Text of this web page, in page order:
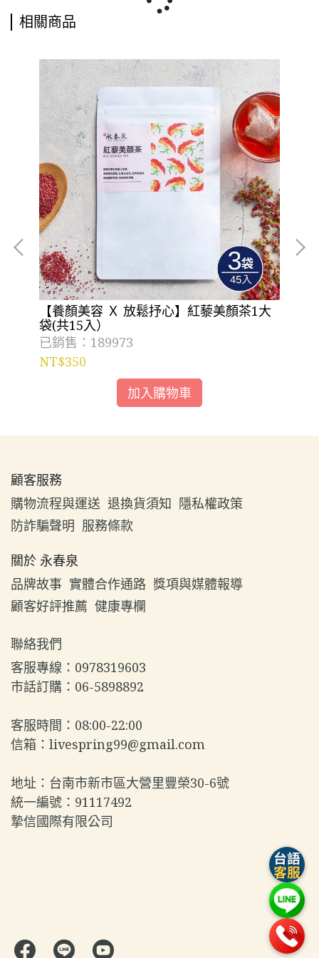
相關商品
【養顏美容 Ｘ 放鬆抒心】紅藜美顏茶1大
袋(共15入）
已銷售：189973
NT$350
加入購物車
顧客服務
購物流程與運送 退換貨須知 隱私權政策
防詐騙聲明 服務條款
關於 永春泉
品牌故事 實體合作通路 獎項與媒體報導
顧客好評推薦 健康專欄
聯絡我們
客服專線：0978319603
市話訂購：06-5898892
客服時間：08:00-22:00
信箱：livespring99@gmail.com
地址：台南市新市區大營里豐榮30-6號
統一編號：91117492
摯信國際有限公司